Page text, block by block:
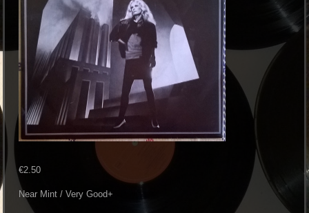
€2.50
Near Mint / Very Good+